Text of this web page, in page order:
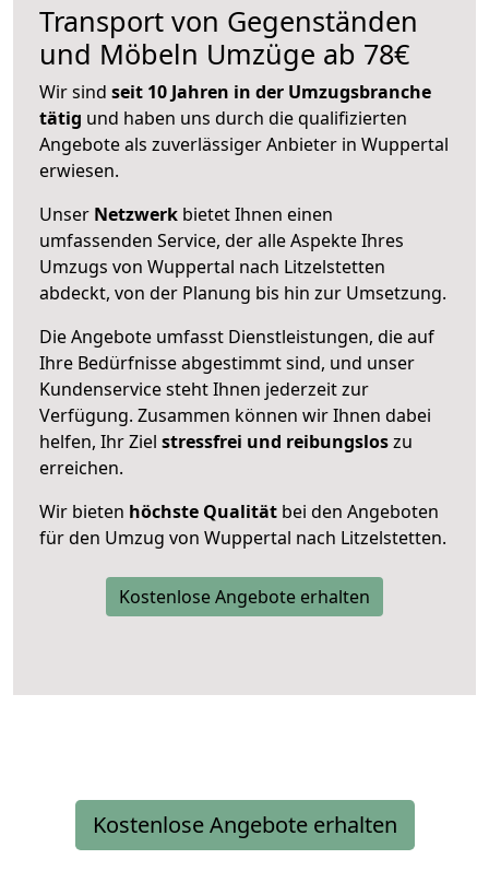
Transport von Gegenständen
und Möbeln Umzüge ab 78€
Wir sind seit 10 Jahren in der Umzugsbranche
tätig und haben uns durch die qualifizierten
Angebote als zuverlässiger Anbieter in Wuppertal
erwiesen.
Unser Netzwerk bietet Ihnen einen
umfassenden Service, der alle Aspekte Ihres
Umzugs von Wuppertal nach Litzelstetten
abdeckt, von der Planung bis hin zur Umsetzung.
Die Angebote umfasst Dienstleistungen, die auf
Ihre Bedürfnisse abgestimmt sind, und unser
Kundenservice steht Ihnen jederzeit zur
Verfügung. Zusammen können wir Ihnen dabei
helfen, Ihr Ziel stressfrei und reibungsloszu
erreichen.
Wir bieten höchste Qualität bei den Angeboten
für den Umzug von Wuppertal nach Litzelstetten.
Kostenlose Angebote erhalten
Kostenlose Angebote erhalten